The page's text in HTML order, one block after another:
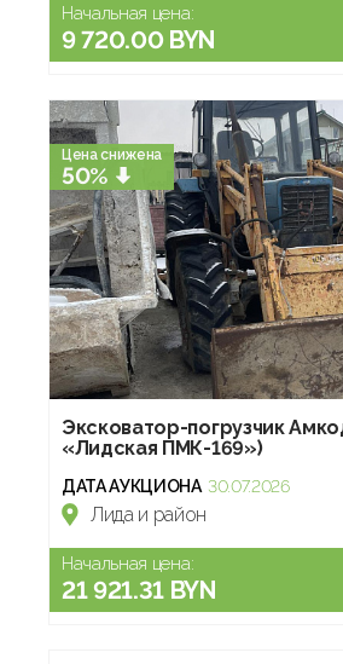
Начальная цена:
9 720.00 BYN
Цена снижена
50%
Эксковатор-погрузчик
«Лидская ПМК-169»)
ДАТА АУКЦИОНА 30.07.2026
Лида и район
Начальная цена:
21 921.31 BYN